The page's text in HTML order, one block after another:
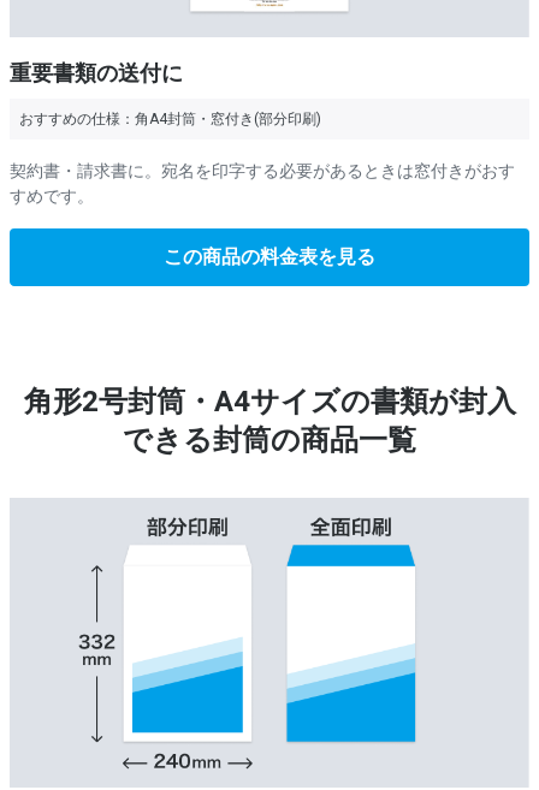
重要書類の送付に
おすすめの仕様： 角A4封筒・窓付き(部分印刷)
契約書・請求書に。宛名を印字する必要があるときは窓付きがおす
すめです。
この商品の料金表を見る
角形2号封筒・A4サイズの書類が封入
できる封筒の商品一覧